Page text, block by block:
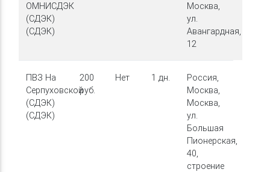
ОМНИСДЭК
(СДЭК)
(СДЭК)
Москва,
ул.
Авангардная,
12
ПВЗ На
Серпуховской
(СДЭК)
(СДЭК)
200
руб.
Нет 1 дн.
Россия,
Москва,
Москва,
ул.
Большая
Пионерская,
40,
строение